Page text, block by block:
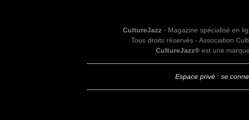
CultureJazz- Magazine spécialisé en
Tous droits réservés - Association
CultureJazz®est une
Espace privé : se